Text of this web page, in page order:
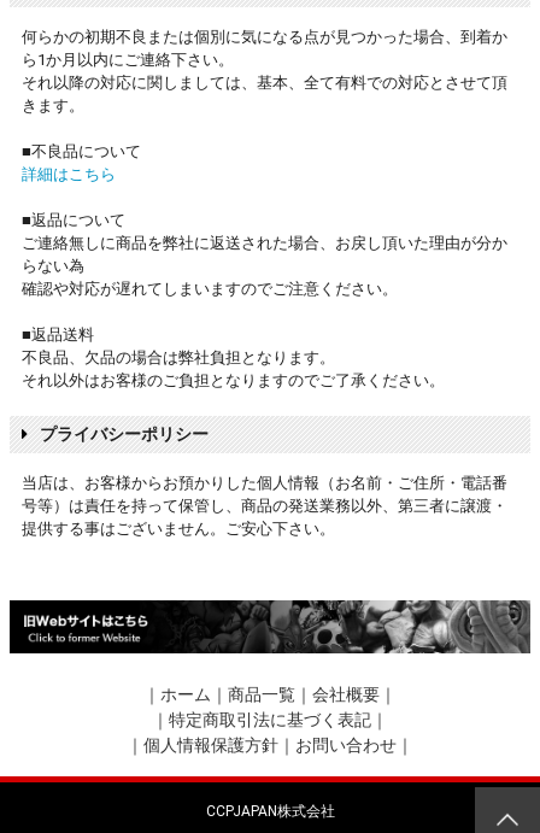
何らかの初期不良または個別に気になる点が見つかった場合、到着か
ら1か月以内にご連絡下さい。
それ以降の対応に関しましては、基本、全て有料での対応とさせて頂
きます。
■不良品について
詳細はこちら
■返品について
ご連絡無しに商品を弊社に返送された場合、お戻し頂いた理由が分か
らない為
確認や対応が遅れてしまいますのでご注意ください。
■返品送料
不良品、欠品の場合は弊社負担となります。
それ以外はお客様のご負担となりますのでご了承ください。
プライバシーポリシー
当店は、お客様からお預かりした個人情報（お名前・ご住所・電話番
号等）は責任を持って保管し、商品の発送業務以外、第三者に譲渡・
提供する事はございません。ご安心下さい。
｜ ホーム ｜ 商品一覧 ｜ 会社概要 ｜
｜ 特定商取引法に基づく表記 ｜
｜ 個人情報保護方針 ｜ お問い合わせ ｜
CCPJAPAN株式会社